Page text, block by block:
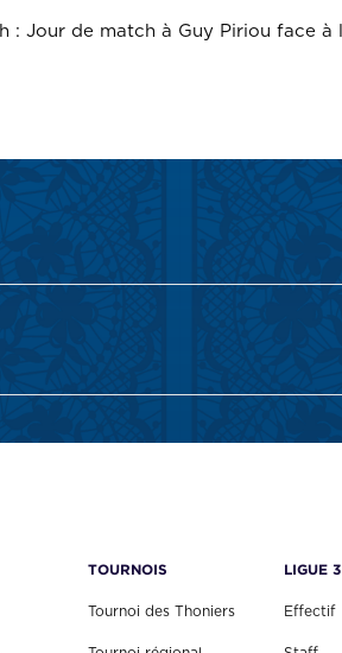
h : Jour de match à Guy Piriou face à
TOURNOIS
Tournoi des Thoniers
LIGUE 3
Effectif